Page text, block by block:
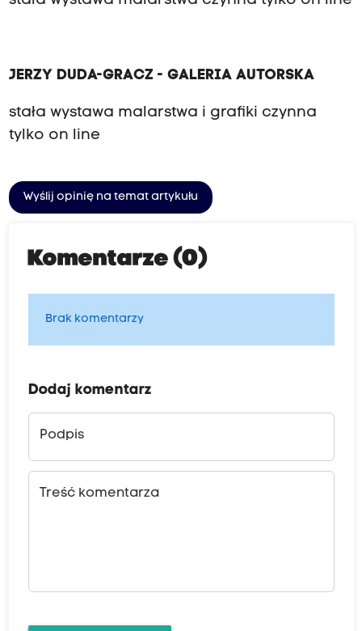
JERZY DUDA-GRACZ - GALERIA AUTORSKA
stała wystawa malarstwa i grafiki czynna
tylko on line
Wyślij opinię na temat artykułu
Komentarze (0)
Brak komentarzy
Dodaj komentarz
Podpis
Treść komentarza